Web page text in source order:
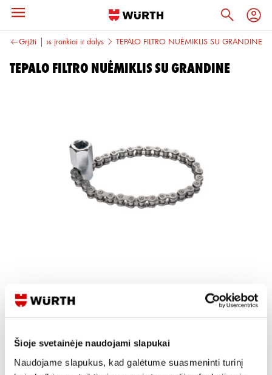
Šioje svetainėje naudojami slapukai
Naudojame slapukus, kad galėtume suasmeninti turinį
Grįžti
priežiūros įrankiai ir dalys TEPALO FILTRO NUĖMIKLIS SU GRANDINE
TEPALO FILTRO NUĖMIKLIS SU GRANDINE
Skaityti produkto aprašymą
Kainos matomos tik registruotiems vartotojams.
Prisijungti / Registruotis